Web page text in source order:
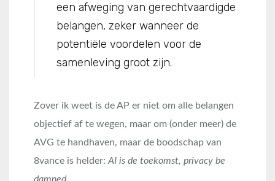
een afweging van gerechtvaardigde
belangen, zeker wanneer de
potentiële voordelen voor de
samenleving groot zijn.
Zover ik weet is de AP er niet om alle belangen
objectief af te wegen, maar om (onder meer) de
AVG te handhaven, maar de boodschap van
8vance is helder: AI is de toekomst, privacy be